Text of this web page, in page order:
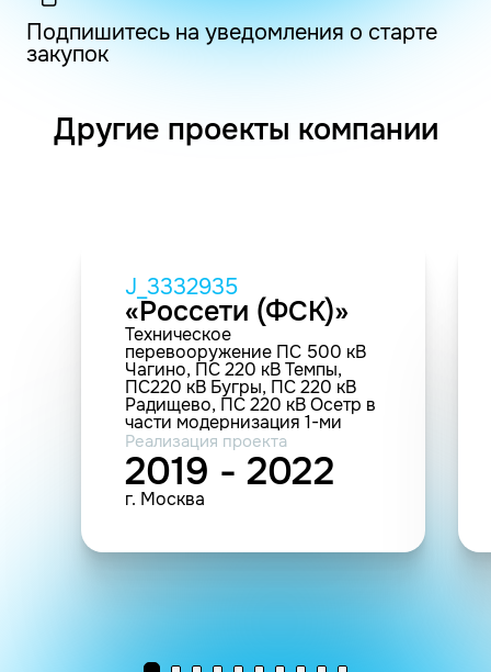
Подпишитесь на уведомления о старте
закупок
Другие проекты компании
J_3332935
«Россети (ФСК)»
Техническое
перевооружение ПС 500 кВ
Чагино, ПС 220 кВ Темпы,
ПС220 кВ Бугры, ПС 220 кВ
Радищево, ПС 220 кВ Осетр в
части модернизация 1-ми
автотрансформатора, 6-ти
выключателей с заменой
маслонаполненных вводов на
вводы с твердой изоляцией (1
автотрансформатор, 6
Реализация проекта
2019 - 2022
г. Москва